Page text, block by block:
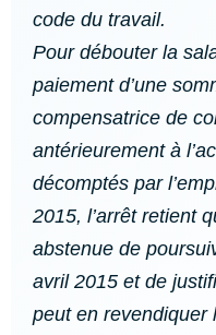
code du travail.
Pour débouter la
paiement d’une
compensatrice de
antérieurement à
décomptés par
2015, l’arrêt retient
abstenue de
avril 2015 et de
peut en revendiquer